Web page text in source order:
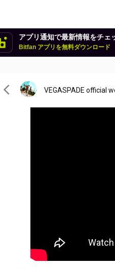
アプリ通知で最新情報をチェ
Bitfan アプリを無料ダウンロード
VEGASPADE official